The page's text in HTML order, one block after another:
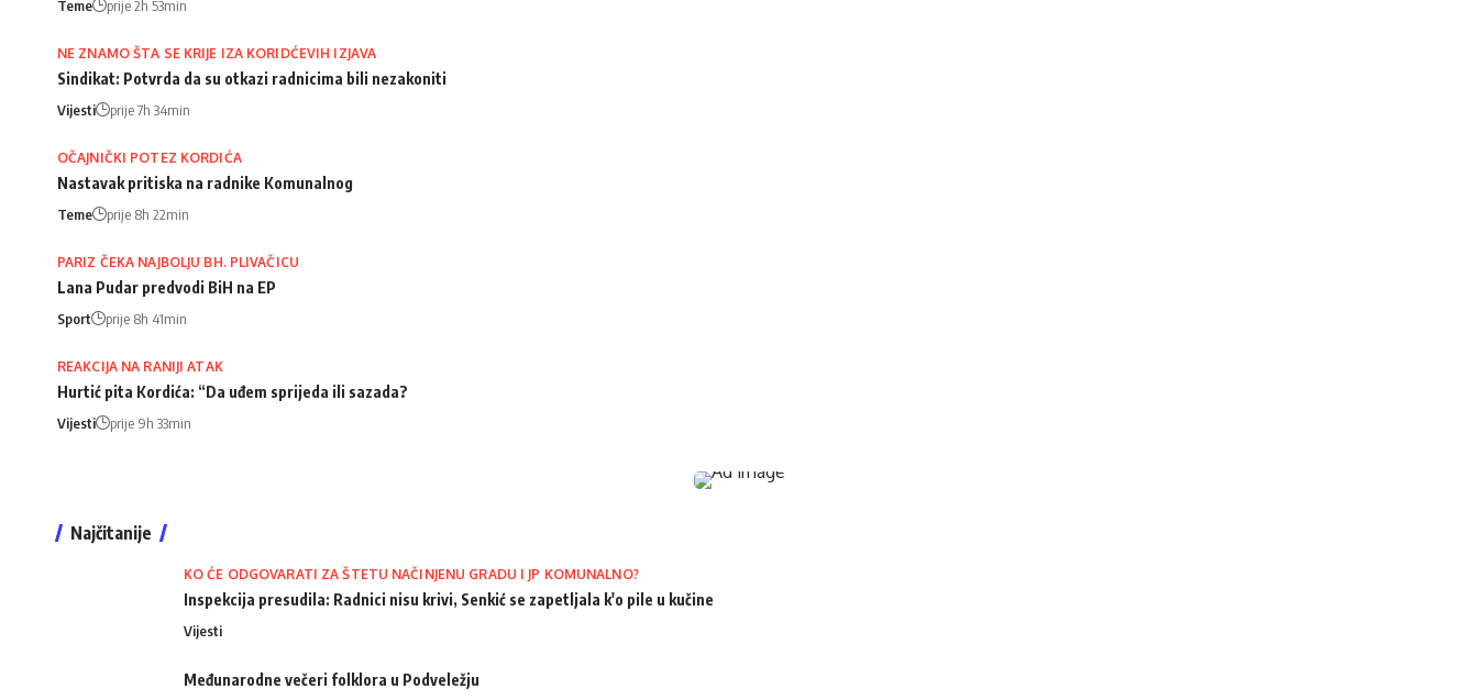
Teme prije 2h 53min
NE ZNAMO ŠTA SE KRIJE IZA KORIDĆEVIH IZJAVA
Sindikat: Potvrda da su otkazi radnicima bili nezakoniti
Vijesti prije 7h 34min
OČAJNIČKI POTEZ KORDIĆA
Nastavak pritiska na radnike Komunalnog
Teme prije 8h 22min
PARIZ ČEKA NAJBOLJU BH. PLIVAČICU
Lana Pudar predvodi BiH na EP
Sport prije 8h 41min
REAKCIJA NA RANIJI ATAK
Hurtić pita Kordića: “Da uđem sprijeda ili sazada?
Vijesti prije 9h 33min
Najčitanije
KO ĆE ODGOVARATI ZA ŠTETU NAČINJENU GRADU I JP KOMUNALNO?
Inspekcija presudila: Radnici nisu krivi, Senkić se zapetljala k'o pile u kučine
Vijesti
Međunarodne večeri folklora u Podveležju